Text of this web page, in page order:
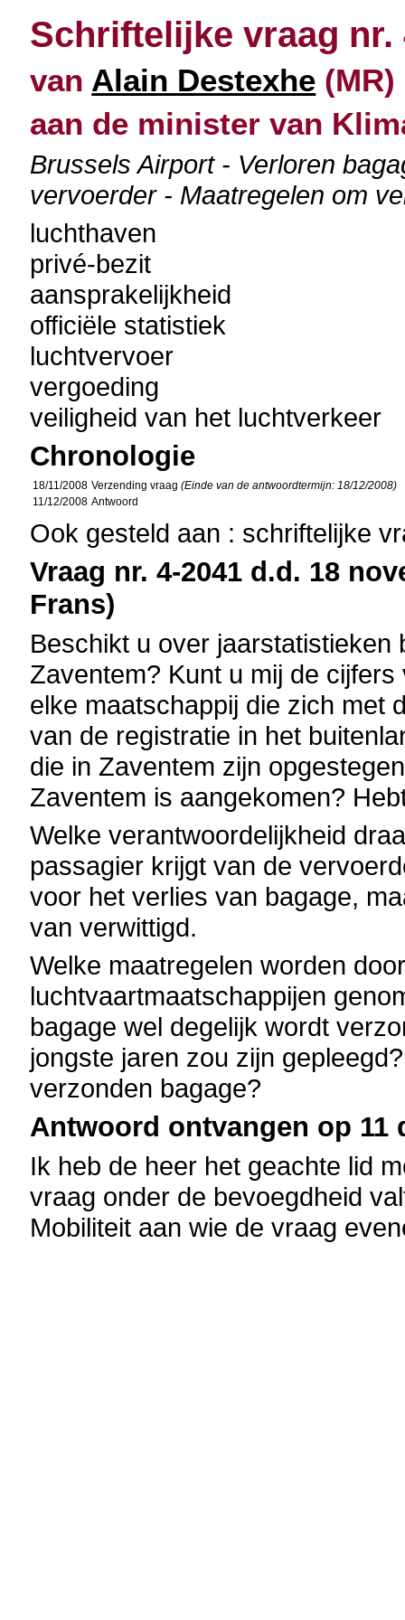
Schriftelijke vraag nr.
van Alain Destexhe
aan de minister van
Brussels Airport - Verloren
vervoerder - Maatregelen om
luchthaven
privé-bezit
aansprakelijkheid
officiële statistiek
luchtvervoer
vergoeding
veiligheid van het luchtverkeer
Chronologie
18/11/2008 Verzending vraag(Einde van de antwoordtermijn: 18/12/2008)
11/12/2008 Antwoord
Ook gesteld aan : schriftelijke
Vraag nr. 4-2041 d.d. 18
Frans)
Beschikt u over
Zaventem? Kunt u mij de
elke maatschappij die zich met
van de registratie in het
die in Zaventem zijn
Zaventem is aangekomen?
Welke verantwoordelijkheid
passagier krijgt van de
voor het verlies van bagage,
van verwittigd.
Welke maatregelen worden
luchtvaartmaatschappijen
bagage wel degelijk wordt
jongste jaren zou zijn
verzonden bagage?
Antwoord ontvangen op 11
Ik heb de heer het geachte lid
vraag onder de bevoegdheid
Mobiliteit aan wie de vraag